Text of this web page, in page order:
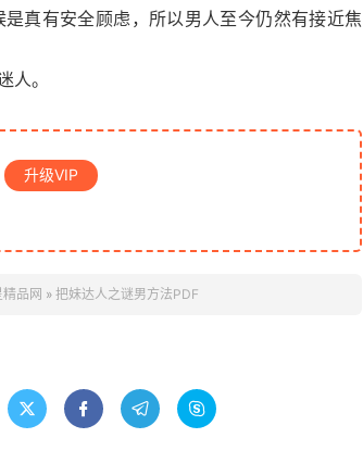
真有安全顾虑，所以男人至今仍然有接近焦
。
升级VIP
精品网 » 把妹达人之谜男方法PDF
   